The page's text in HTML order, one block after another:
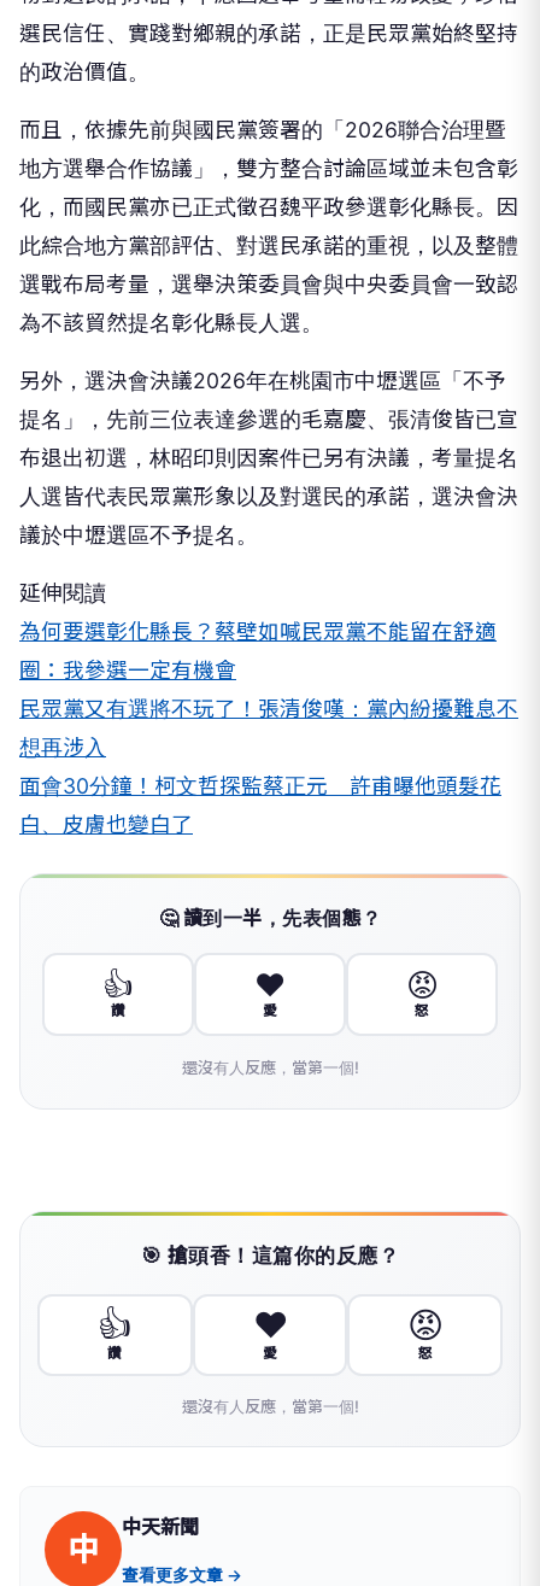
選民信任、實踐對鄉親的承諾，正是民眾黨始終堅持
的政治價值。
而且，依據先前與國民黨簽署的「2026聯合治理暨
地方選舉合作協議」，雙方整合討論區域並未包含彰
化，而國民黨亦已正式徵召魏平政參選彰化縣長。因
此綜合地方黨部評估、對選民承諾的重視，以及整體
選戰布局考量，選舉決策委員會與中央委員會一致認
為不該貿然提名彰化縣長人選。
另外，選決會決議2026年在桃園市中壢選區「不予
提名」，先前三位表達參選的毛嘉慶、張清俊皆已宣
布退出初選，林昭印則因案件已另有決議，考量提名
人選皆代表民眾黨形象以及對選民的承諾，選決會決
議於中壢選區不予提名。
延伸閱讀
為何要選彰化縣長？蔡壁如喊民眾黨不能留在舒適
圈：我參選一定有機會
民眾黨又有選將不玩了！張清俊嘆：黨內紛擾難息不
想再涉入
面會30分鐘！柯文哲探監蔡正元 許甫曝他頭髮花
白、皮膚也變白了
🤔 讀到一半，先表個態？
👍
讚
❤️
愛
😡
怒
還沒有人反應，當第一個!
🎯 搶頭香！這篇你的反應？
👍
讚
❤️
愛
😡
怒
還沒有人反應，當第一個!
中
中天新聞
查看更多文章 →